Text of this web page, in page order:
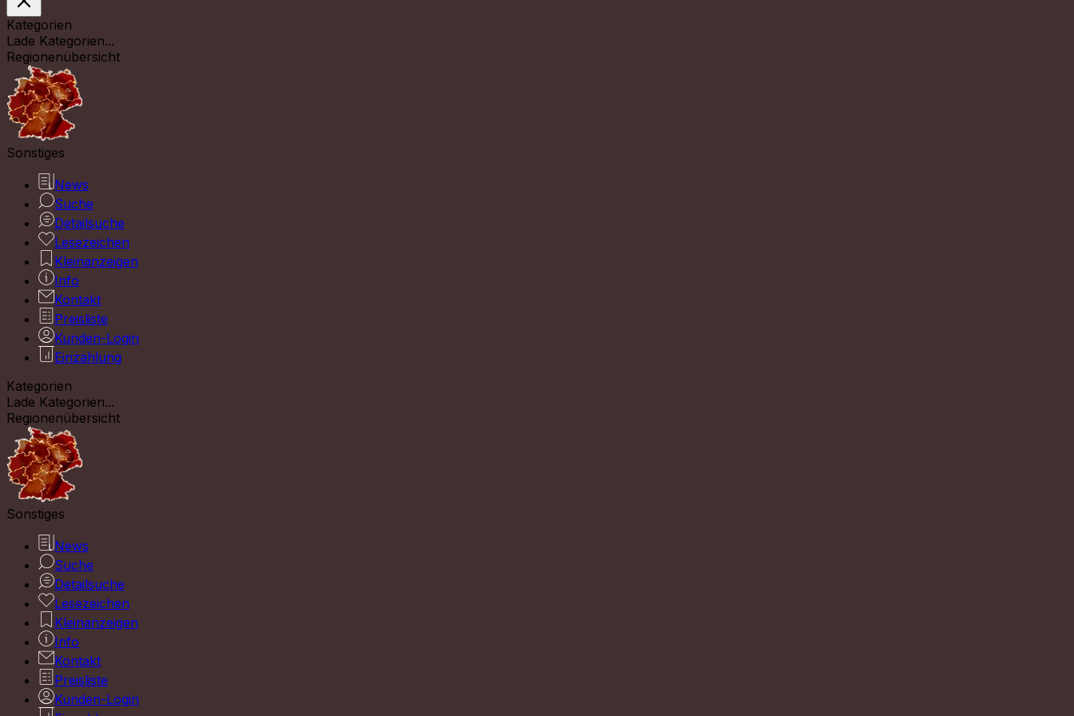
Kategorien
Lade Kategorien...
Regionenübersicht
Sonstiges
News
Suche
Detailsuche
Lesezeichen
Kleinanzeigen
Info
Kontakt
Preisliste
Kunden-Login
Einzahlung
Kategorien
Lade Kategorien...
Regionenübersicht
Sonstiges
News
Suche
Detailsuche
Lesezeichen
Kleinanzeigen
Info
Kontakt
Preisliste
Kunden-Login